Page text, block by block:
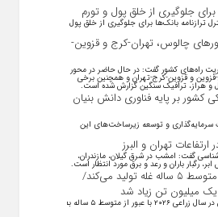
برای جلوگیری از خلق پول و تورم
ترازنامه بانک‌ها برای جلوگیری از خلق پول
چالوس، تهران-کرج و قزوین-
راه‌های کشور گفت: در حال حاضر در محور
قزوین و قزوین-کرج-تهران و همچنین برخی
و هراز، ترافیک سنگین گزارش شده است.
کشور بر پایه فناوری دانش بنیان
و توسعه زیرساخت‌های این
ارتفاعات تهران و البرز
گفت: امشب در شرق گیلان، مازندران،
رگبار باران و رعد و برق مورد انتظار است.
ایران امسال بیشتر از متوسط ۵ ساله غله تولید می‌کند/
میلیون تن زیاد شد
پیش‌بینی کرد تولید غلات ایران در سال زراعی ۲۰۲۶ با عبور از متوسط ۵ ساله به